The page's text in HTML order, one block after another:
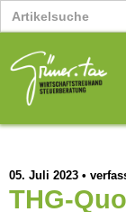
Search
for:
05. Juli 2023 •
THG-